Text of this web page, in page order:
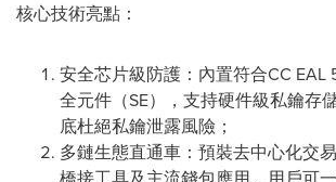
核心技術亮點：
安全芯片級防護：內置符合CC EAL
全元件（SE），支持硬件級私鑰存
底杜絕私鑰泄露風險；
多鏈生態直通車：預裝去中心化交